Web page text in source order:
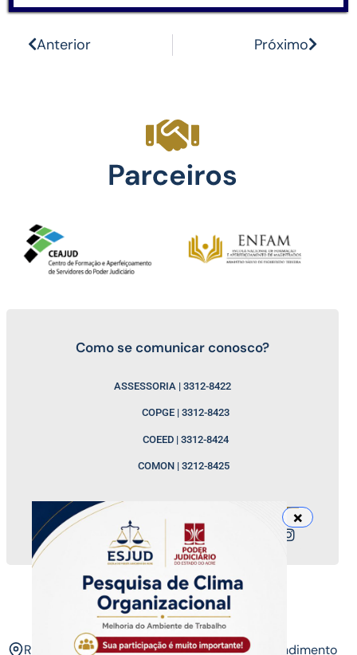
Anterior Próximo
Como se comunicar conosco?
ASSESSORIA | 3312-8422
COPGE | 3312-8423
COEED | 3312-8424
COMON | 3212-8425
Nossos canais
ESJUD
Rua Tribunal de Justiça, Horário de Atendimento